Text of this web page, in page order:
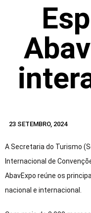
23 SETEMBRO, 2024
A Secretaria do Turismo
Internacional de
AbavExpo reúne os
nacional e internacional.